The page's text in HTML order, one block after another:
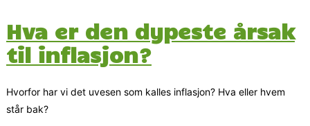
Hva er den dypeste årsak
til inflasjon?
Hvorfor har vi det uvesen som kalles inflasjon? Hva eller hvem
står bak?